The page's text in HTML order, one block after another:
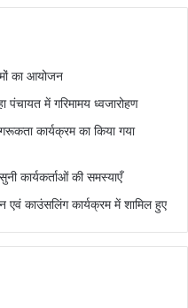
का आयोजन
में गरिमामय ध्वजारोहण
कार्यक्रम का किया गया
कार्यकर्ताओं की समस्याएँ
एवं काउंसलिंग कार्यक्रम में शामिल हुए